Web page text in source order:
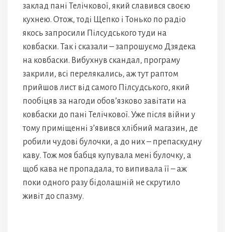
заклад пані Телічкової, який славився своєю
кухнею. Отож, тоді Щепко і Тонько по радіо
якось запросили Пілсудського туди на
ковбаски. Так і сказали – запрошуємо Дзядека
на ковбаски. Вибухнув скандал, програму
закрили, всі перелякались, аж тут раптом
прийшов лист від самого Пілсудського, який
пообіцяв за нагоди обов’язково завітати на
ковбаски до пані Телічкової. Уже після війни у
тому приміщенні з’явився хлібний магазин, де
робили чудові булочки, а до них – препаскудну
каву. Тож моя бабця купувала мені булочку, а
щоб кава не пропадала, то випивала її – аж
поки одного разу бідолашній не скрутило
живіт до спазму.